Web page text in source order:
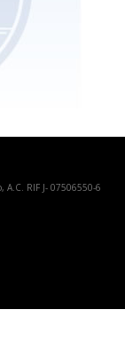
A.C. RIF J- 07506550-6